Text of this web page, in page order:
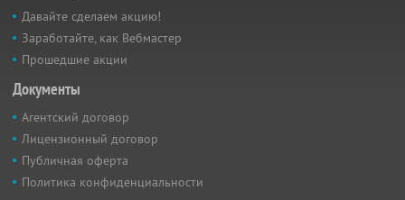
Давайте сделаем акцию!
Заработайте, как Вебмастер
Прошедшие акции
Документы
Агентский договор
Лицензионный договор
Публичная оферта
Политика конфиденциальности